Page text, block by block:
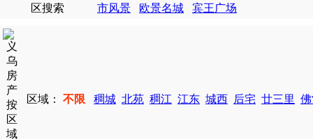
市风景
欧景名城 宾王广场
区域： 不限 稠城 北苑 稠江 江东 城西 后宅 廿三里